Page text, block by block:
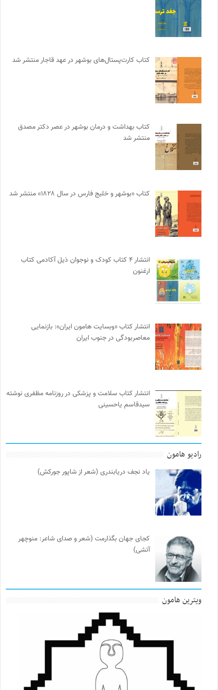
کتاب کارت‌پستال‌های بوشهر در عهد قاجار منتشر شد
کتاب بهداشت و درمان بوشهر در عصر دکتر مصدق
منتشر شد
کتاب «بوشهر و خلیج فارس در سال ۱۸۲۸» منتشر شد
انتشار ۴ کتاب کودک و نوجوان ذیل آکادمی کتاب
ارغنون
انتشار کتاب «وبسایت هامون ایران»: بازنمایی
معاصربودگی در جنوب ایران
انتشار کتاب سلامت و پزشکی در روزنامه مظفری نوشته
سیدقاسم یاحسینی
رادیو هامون
یاد نجف دریابندری (شعر از شاپور جورکش)
کجای جهان بگذارمت (شعر و صدای شاعر: منوچهر
آتشی)
ویترین هامون